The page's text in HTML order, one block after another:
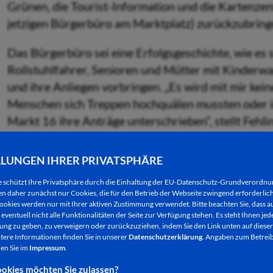
IHRER PRIVATSPHÄRE
schützt Ihre Privatsphäre durch die Einhaltung der EU-Datenschutz-
daher zunächst nur Cookies, die für den Betrieb der Webseite zwingend
werden nur mit Ihrer aktiven Zustimmung verwendet. Bitte beachten Sie, dass
nicht alle Funktionalitäten der Seite zur Verfügung stehen. Es steht Ihnen
zu geben, zu verweigern oder zurückzuziehen, indem Sie den Link unten auf
Informationen finden Sie in unsererDatenschutzerklärung. Angaben zum
Sie im Impressum.
möchten Sie zulassen?
Grünen, die Tourist-Information und die
jetzigen Bürgerbüro am Marktplatz)
Das Bürgerbüro sei eine Erfolgsgeschichte, wie es
Rollstuhlfahrer, Senioren und Mütter mit
und ihre Anliegen vorbringen. „Es wird mit mir
Menschen sich Treppen hochquälen mussten
Markt 16 ihre Anträge unterschrieben“, stellt
Zudem sieht Fehling gar keine Notwendigkeit,
verlegen. Der Kartenverkauf laufe gut, auch mit
kein Fall bekannt, dass jemand kein Ticket
anderen Eingang im selben Gebäude zu erreichen
Die Kartenzentale sei unverzichtbar, wenn auch
zunimmt: Inzwischen werden 30% der Tickets
Daher druckten sich viele der Kunden ihr Ticket